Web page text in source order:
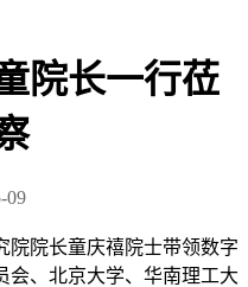
院长一行莅
09
院院长童庆禧院士带领数字
会、北京大学、华南理工大